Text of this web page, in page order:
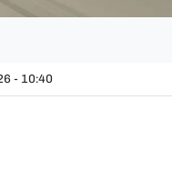
- 10:40